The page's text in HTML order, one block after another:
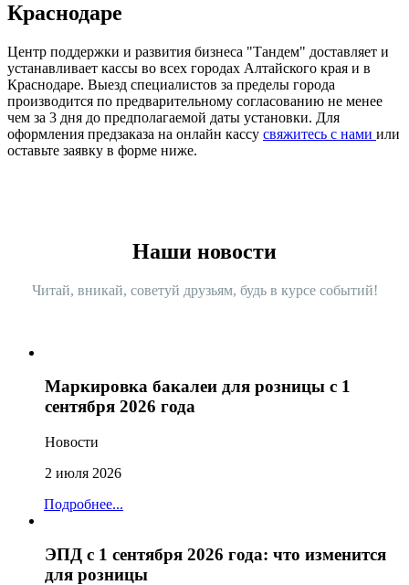
Краснодаре
Центр поддержки и развития бизнеса "Тандем" доставляет и
устанавливает кассы во всех городах Алтайского края и в
Краснодаре. Выезд специалистов за пределы города
производится по предварительному согласованию не менее
чем за 3 дня до предполагаемой даты установки. Для
оформления предзаказа на онлайн кассу свяжитесь с нами или
оставьте заявку в форме ниже.
Наши новости
Читай, вникай, советуй друзьям, будь в курсе событий!
Маркировка бакалеи для розницы с 1
сентября 2026 года
Новости
2 июля 2026
Подробнее...
ЭПД с 1 сентября 2026 года: что изменится
для розницы